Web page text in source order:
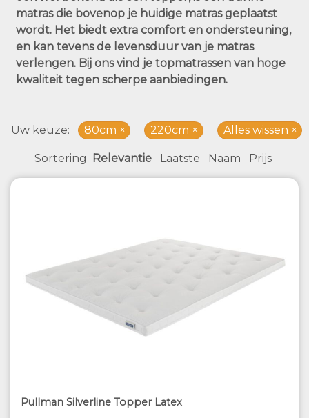
matras die bovenop je huidige matras geplaatst
wordt. Het biedt extra comfort en ondersteuning,
en kan tevens de levensduur van je matras
verlengen. Bij ons vind je topmatrassen van hoge
kwaliteit tegen scherpe aanbiedingen.
Uw keuze 80cm 220cm Alles wissen
Sortering Relevantie Laatste Naam Prijs
Pullman Silverline Topper Latex